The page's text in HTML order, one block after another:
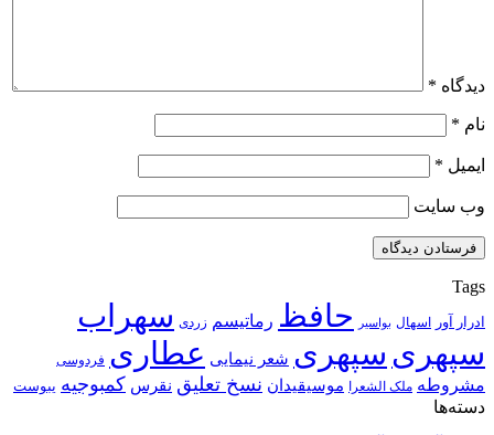
دیدگاه *
نام *
ایمیل *
وب‌ سایت
Tags
ادرار آور اسهال بواسیر حافظ رماتیسم زردی سهراب
سپهری سپهری شعر نیمایی عطاری فردوسی
مشروطه ملک الشعرا موسیقیدان نسخ تعلیق نقرس کمبوجیه یبوست
دسته‌ها